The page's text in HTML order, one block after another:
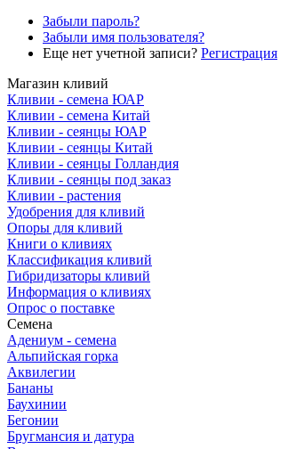
Забыли пароль?
Забыли имя пользователя?
Еще нет учетной записи? Регистрация
Магазин кливий
Кливии - семена ЮАР
Кливии - семена Китай
Кливии - сеянцы ЮАР
Кливии - сеянцы Китай
Кливии - сеянцы Голландия
Кливии - сеянцы под заказ
Кливии - растения
Удобрения для кливий
Опоры для кливий
Книги о кливиях
Классификация кливий
Гибридизаторы кливий
Информация о кливиях
Опрос о поставке
Семена
Адениум - семена
Альпийская горка
Аквилегии
Бананы
Баухинии
Бегонии
Бругмансия и датура